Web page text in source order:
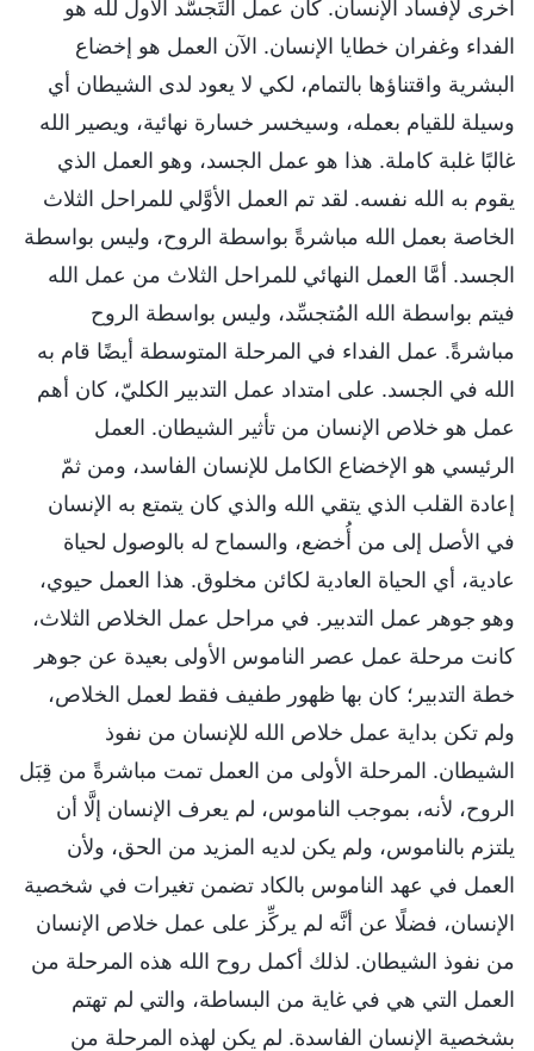
أخرى لإفساد الإنسان. كان عمل التَجسُّد الأول لله هو
الفداء وغفران خطايا الإنسان. الآن العمل هو إخضاع
البشرية واقتناؤها بالتمام، لكي لا يعود لدى الشيطان أي
وسيلة للقيام بعمله، وسيخسر خسارة نهائية، ويصير الله
غالبًا غلبة كاملة. هذا هو عمل الجسد، وهو العمل الذي
يقوم به الله نفسه. لقد تم العمل الأوَّلي للمراحل الثلاث
الخاصة بعمل الله مباشرةً بواسطة الروح، وليس بواسطة
الجسد. أمَّا العمل النهائي للمراحل الثلاث من عمل الله
فيتم بواسطة الله المُتجسِّد، وليس بواسطة الروح
مباشرةً. عمل الفداء في المرحلة المتوسطة أيضًا قام به
الله في الجسد. على امتداد عمل التدبير الكليّ، كان أهم
عمل هو خلاص الإنسان من تأثير الشيطان. العمل
الرئيسي هو الإخضاع الكامل للإنسان الفاسد، ومن ثمّ
إعادة القلب الذي يتقي الله والذي كان يتمتع به الإنسان
في الأصل إلى من أُخضع، والسماح له بالوصول لحياة
عادية، أي الحياة العادية لكائن مخلوق. هذا العمل حيوي،
وهو جوهر عمل التدبير. في مراحل عمل الخلاص الثلاث،
كانت مرحلة عمل عصر الناموس الأولى بعيدة عن جوهر
خطة التدبير؛ كان بها ظهور طفيف فقط لعمل الخلاص،
ولم تكن بداية عمل خلاص الله للإنسان من نفوذ
الشيطان. المرحلة الأولى من العمل تمت مباشرةً من قِبَل
الروح، لأنه، بموجب الناموس، لم يعرف الإنسان إلَّا أن
يلتزم بالناموس، ولم يكن لديه المزيد من الحق، ولأن
العمل في عهد الناموس بالكاد تضمن تغيرات في شخصية
الإنسان، فضلًا عن أنَّه لم يركِّز على عمل خلاص الإنسان
من نفوذ الشيطان. لذلك أكمل روح الله هذه المرحلة من
العمل التي هي في غاية من البساطة، والتي لم تهتم
بشخصية الإنسان الفاسدة. لم يكن لهذه المرحلة من